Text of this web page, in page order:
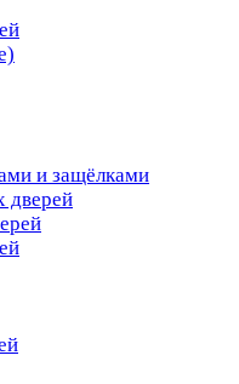
и защёлками
дверей